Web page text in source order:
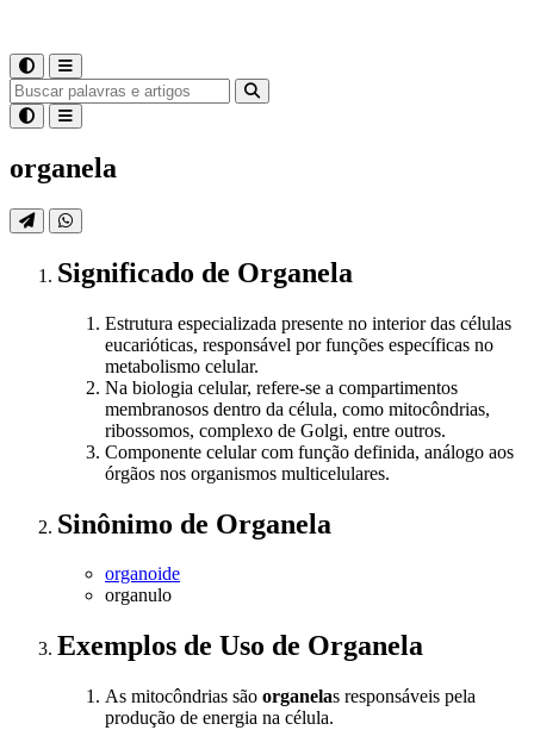
organela
Significado de Organela
Estrutura especializada presente no interior das células
eucarióticas, responsável por funções específicas no
metabolismo celular.
Na biologia celular, refere-se a compartimentos
membranosos dentro da célula, como mitocôndrias,
ribossomos, complexo de Golgi, entre outros.
Componente celular com função definida, análogo aos
órgãos nos organismos multicelulares.
Sinônimo de Organela
organoide
organulo
Exemplos de Uso de Organela
As mitocôndrias são organelas responsáveis pela
produção de energia na célula.